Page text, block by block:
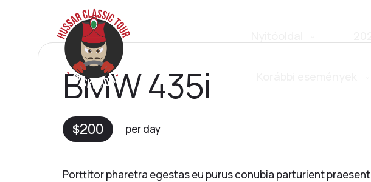
BMW 435i
$200 per day
Porttitor pharetra egestas eu purus conubia parturient praesent